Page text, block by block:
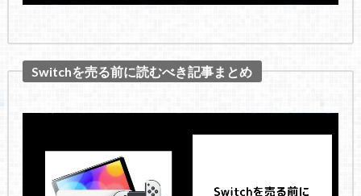
Switchを売る前に読むべき記事まとめ